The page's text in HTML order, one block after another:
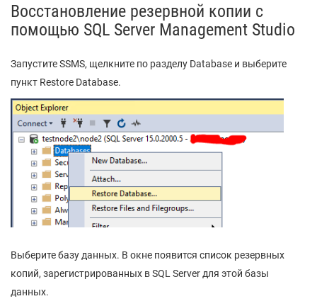
Восстановление резервной копии с
помощью SQL Server Management Studio
Запустите SSMS, щелкните по разделу Database и выберите
пункт Restore Database.
Выберите базу данных. В окне появится список резервных
копий, зарегистрированных в SQL Server для этой базы
данных.